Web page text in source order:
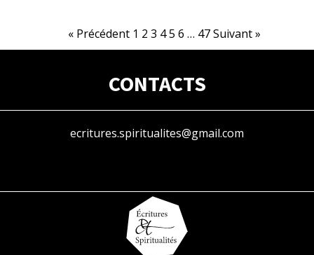
« Précédent 1 2 3 4 5 6 … 47 Suivant »
CONTACTS
ecritures.spiritualites@gmail.com